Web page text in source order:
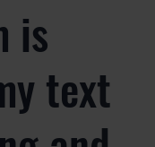
is
text